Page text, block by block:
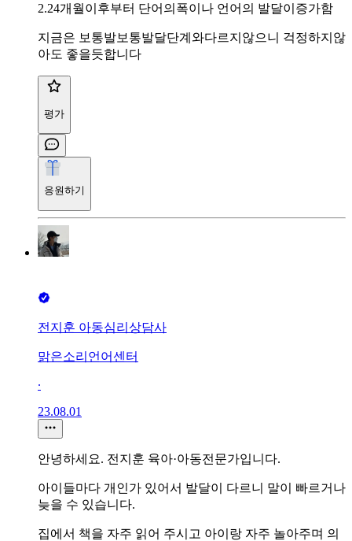
2.24개월이후부터 단어의폭이나 언어의 발달이증가함
지금은 보통발보통발달단계와다르지않으니 걱정하지않
아도 좋을듯합니다
평가
응원하기
전지훈 아동심리상담사
맑은소리언어센터
∙
23.08.01
안녕하세요. 전지훈 육아·아동전문가입니다.
아이들마다 개인가 있어서 발달이 다르니 말이 빠르거나
늦을 수 있습니다.
집에서 책을 자주 읽어 주시고 아이랑 자주 놀아주며 의